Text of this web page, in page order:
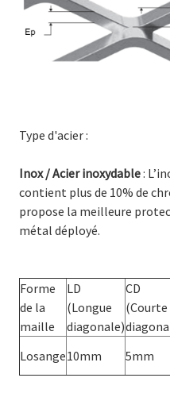
Type d'acier :
Inox / Acier inoxydable:
contient plus de 10% de
propose la meilleure
métal déployé.
Forme
de la
maille
LD
(Longue
diagonale)
CD
(Courte
Losange10mm 5mm